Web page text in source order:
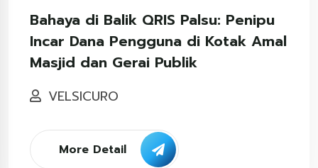
Bahaya di Balik QRIS Palsu: Penipu
Incar Dana Pengguna di Kotak Amal
Masjid dan Gerai Publik
VELSICURO
More Detail